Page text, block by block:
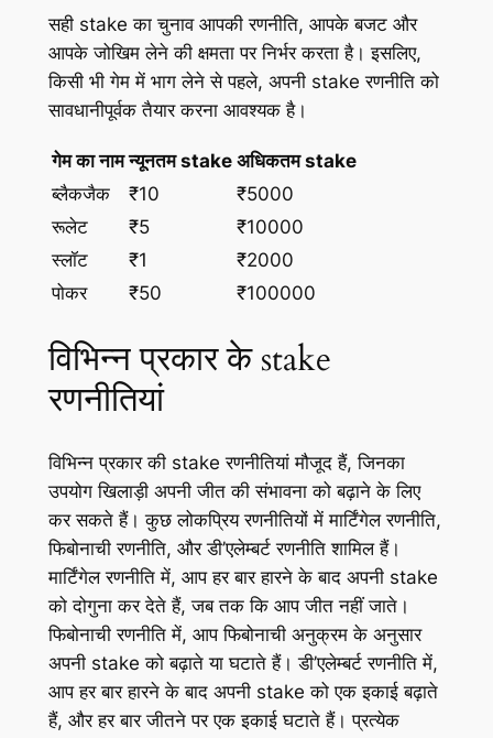
सही stake का चुनाव आपकी रणनीति, आपके बजट और
आपके जोखिम लेने की क्षमता पर निर्भर करता है। इसलिए,
किसी भी गेम में भाग लेने से पहले, अपनी stake रणनीति को
सावधानीपूर्वक तैयार करना आवश्यक है।
गेम का नाम न्यूनतम stake अधिकतम stake
ब्लैकजैक
₹10
₹5000
रूलेट
₹5
₹10000
स्लॉट
₹1
₹2000
पोकर
₹50 ₹100000
विभिन्न प्रकार के stake
रणनीतियां
विभिन्न प्रकार की stake रणनीतियां मौजूद हैं, जिनका
उपयोग खिलाड़ी अपनी जीत की संभावना को बढ़ाने के लिए
कर सकते हैं। कुछ लोकप्रिय रणनीतियों में मार्टिंगेल रणनीति,
फिबोनाची रणनीति, और डी’एलेम्बर्ट रणनीति शामिल हैं।
मार्टिंगेल रणनीति में, आप हर बार हारने के बाद अपनी stake
को दोगुना कर देते हैं, जब तक कि आप जीत नहीं जाते।
फिबोनाची रणनीति में, आप फिबोनाची अनुक्रम के अनुसार
अपनी stake को बढ़ाते या घटाते हैं। डी’एलेम्बर्ट रणनीति में,
आप हर बार हारने के बाद अपनी stake को एक इकाई बढ़ाते
हैं, और हर बार जीतने पर एक इकाई घटाते हैं। प्रत्येक